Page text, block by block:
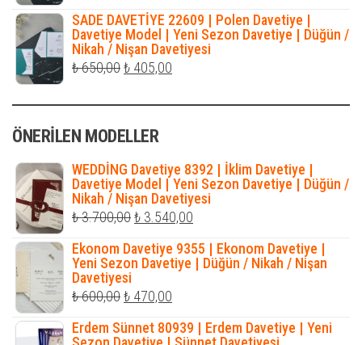
fiyat:
₺ 490,00.fiyat:
₺ 316,00.
SADE DAVETİYE 22609 | Polen Davetiye |
Davetiye Model | Yeni Sezon Davetiye | Düğün /
Nikah / Nişan Davetiyesi
₺650,00Orijinal
₺ 405,00
ÖNERILEN MODELLER
WEDDİNG Davetiye 8392 | İklim Davetiye |
Davetiye Model | Yeni Sezon Davetiye | Düğün /
Nikah / Nişan Davetiyesi
₺3.700,00Orijinal
₺ 3.700,00.
₺ 3.540,00
andaki
fiyat:
Ekonom Davetiye 9355 | Ekonom Davetiye |
Yeni Sezon Davetiye | Düğün / Nikah / Nişan
Davetiyesi
₺600,00Orijinal
₺ 600,00.
₺ 470,00
fiyat:
Erdem Sünnet 80939 | Erdem Davetiye | Yeni